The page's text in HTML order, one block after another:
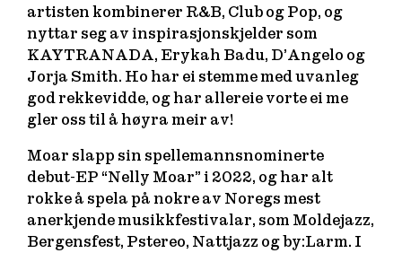
artisten kombinerer R&B, Club og Pop, og
nyttar seg av inspirasjonskjelder som
KAYTRANADA, Erykah Badu, D’Angelo og
Jorja Smith. Ho har ei stemme med uvanleg
god rekkevidde, og har allereie vorte ei me
gler oss til å høyra meir av!
Moar slapp sin spellemannsnominerte
debut-EP “Nelly Moar” i 2022, og har alt
rokke å spela på nokre av Noregs mest
anerkjende musikkfestivalar, som Moldejazz,
Bergensfest, Pstereo, Nattjazz og by:Larm. I